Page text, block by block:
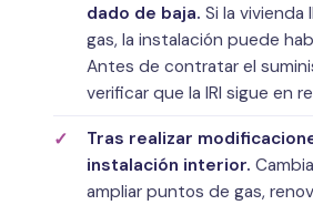
dado de baja. Si la vivienda
gas, la instalación puede
Antes de contratar el
verificar que la IRI sigue en
Tras realizar
instalación interior.
ampliar puntos de gas,